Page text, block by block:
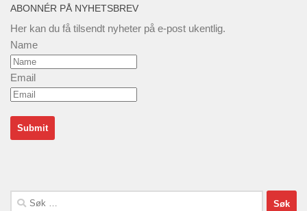
ABONNÉR PÅ NYHETSBREV
Her kan du få tilsendt nyheter på e-post ukentlig.
Name
Email
Søk